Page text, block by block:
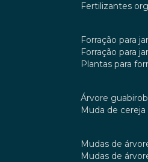
fertilizantes
forração para
forração para
plantas para
árvore
muda de
mudas de
mudas de